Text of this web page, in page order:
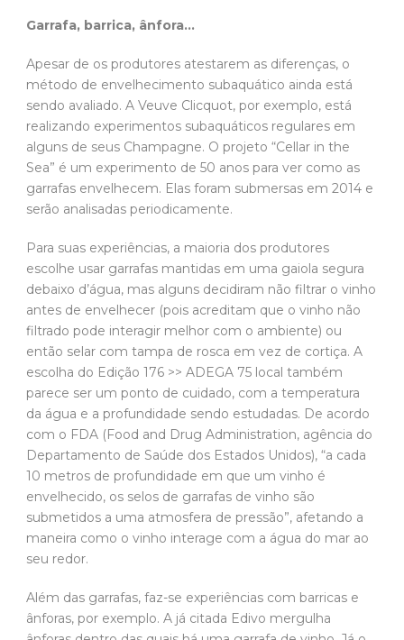
Garrafa, barrica, ânfora…
Apesar de os produtores atestarem as diferenças, o
método de envelhecimento subaquático ainda está
sendo avaliado. A Veuve Clicquot, por exemplo, está
realizando experimentos subaquáticos regulares em
alguns de seus Champagne. O projeto “Cellar in the
Sea” é um experimento de 50 anos para ver como as
garrafas envelhecem. Elas foram submersas em 2014 e
serão analisadas periodicamente.
Para suas experiências, a maioria dos produtores
escolhe usar garrafas mantidas em uma gaiola segura
debaixo d’água, mas alguns decidiram não filtrar o vinho
antes de envelhecer (pois acreditam que o vinho não
filtrado pode interagir melhor com o ambiente) ou
então selar com tampa de rosca em vez de cortiça. A
escolha do Edição 176 >> ADEGA 75 local também
parece ser um ponto de cuidado, com a temperatura
da água e a profundidade sendo estudadas. De acordo
com o FDA (Food and Drug Administration, agência do
Departamento de Saúde dos Estados Unidos), “a cada
10 metros de profundidade em que um vinho é
envelhecido, os selos de garrafas de vinho são
submetidos a uma atmosfera de pressão”, afetando a
maneira como o vinho interage com a água do mar ao
seu redor.
Além das garrafas, faz-se experiências com barricas e
ânforas, por exemplo. A já citada Edivo mergulha